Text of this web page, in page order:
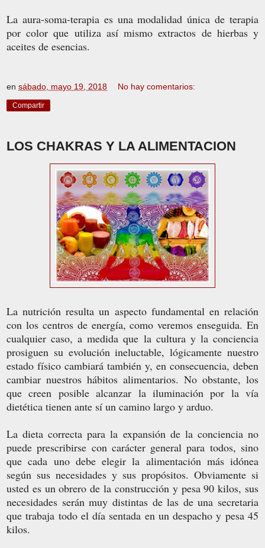
La aura-soma-terapia es una modalidad única de terapia
por color que utiliza así mismo extractos de hierbas y
aceites de esencias.
en sábado, mayo 19, 2018 No hay comentarios:
Compartir
LOS CHAKRAS Y LA ALIMENTACION
La nutrición resulta un aspecto fundamental en relación
con los centros de energía, como veremos enseguida. En
cualquier caso, a medida que la cultura y la conciencia
prosiguen su evolución ineluctable, lógicamente nuestro
estado físico cambiará también y, en consecuencia, deben
cambiar nuestros hábitos alimentarios. No obstante, los
que creen posible alcanzar la iluminación por la vía
dietética tienen ante sí un camino largo y arduo.
La dieta correcta para la expansión de la conciencia no
puede prescribirse con carácter general para todos, sino
que cada uno debe elegir la alimentación más idónea
según sus necesidades y sus propósitos. Obviamente si
usted es un obrero de la construcción y pesa 90 kilos, sus
necesidades serán muy distintas de las de una secretaria
que trabaja todo el día sentada en un despacho y pesa 45
kilos.